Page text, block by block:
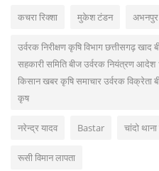
कचरा रिक्शा मुकेश टंडन अभनपुर
उर्वरक निरीक्षण कृषि विभाग छत्तीसगढ़
सहकारी समिति बीज उर्वरक नियंत्रण आदेश
किसान खबर कृषि समाचार उर्वरक विक्रेता
कृष
नरेन्द्र यादव Bastar चांदो थाना
रूसी विमान लापता